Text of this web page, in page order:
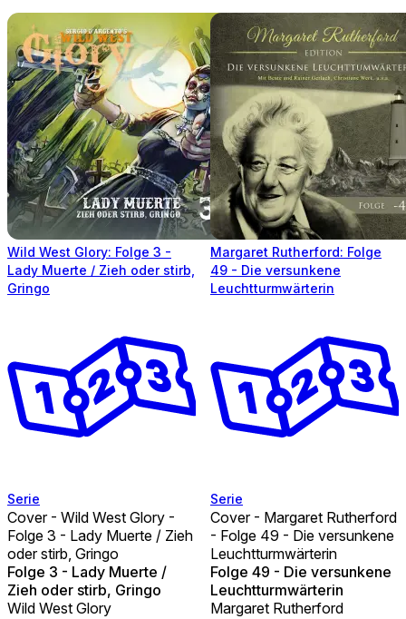
Wild West Glory: Folge 3 -
Lady Muerte / Zieh oder stirb,
Gringo
Serie
Cover - Wild West Glory -
Folge 3 - Lady Muerte / Zieh
oder stirb, Gringo
Folge 3 - Lady Muerte /
Zieh oder stirb, Gringo
Wild West Glory
Margaret Rutherford: Folge
49 - Die versunkene
Leuchtturmwärterin
Serie
Cover - Margaret Rutherford
- Folge 49 - Die versunkene
Leuchtturmwärterin
Folge 49 - Die versunkene
Leuchtturmwärterin
Margaret Rutherford